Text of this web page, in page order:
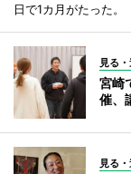
日で1カ月がたった。
見る
宮崎
催、
見る